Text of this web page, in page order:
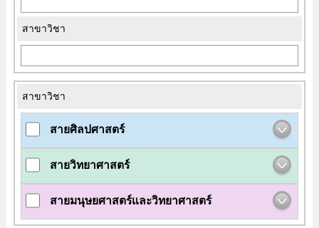
สาขาวิชา
สาขาวิชา
สายศิลปศาสตร์
สายวิทยาศาสตร์
สายมนุษยศาสตร์และวิทยาศาสตร์